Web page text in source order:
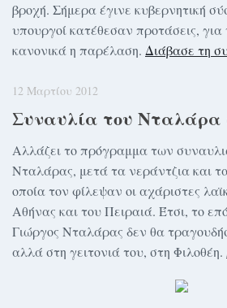
βροχή. Σήμερα έγινε κυβερνητική
υπουργοί κατέθεσαν προτάσεις, για
κανονικά η παρέλαση. Διάβασε τη
12 Μαρτίου 2012
Συναυλία του Νταλάρα
Αλλάζει το πρόγραμμα των
Νταλάρας, μετά τα νεράντζια και
οποία τον φίλεψαν οι αχάριστες
Αθήνας και του Πειραιά. Έτσι, το
Γιώργος Νταλάρας δεν θα
αλλά στη γειτονιά του, στη Φιλοθέη.